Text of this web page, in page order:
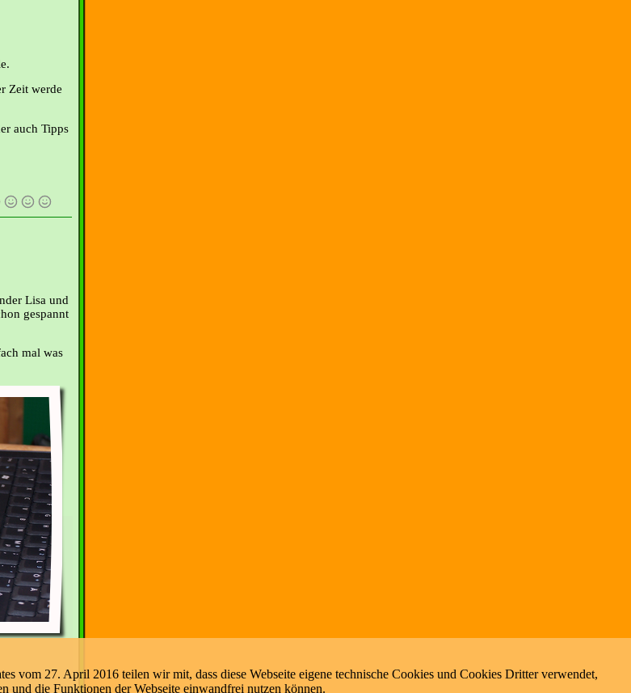
Zeit werde
auch Tipps
Lisa und
gespannt
mal was
vom 27. April 2016 teilen wir mit, dass diese Webseite eigene technische Cookies und Cookies Dritter verwendet,
und die Funktionen der Webseite einwandfrei nutzen können.